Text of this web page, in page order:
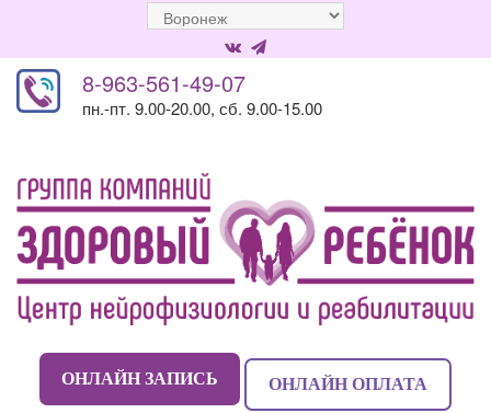
8-963-561-49-07
пн.-пт. 9.00-20.00, сб. 9.00-15.00
ОНЛАЙН ЗАПИСЬ ОНЛАЙН ОПЛАТА